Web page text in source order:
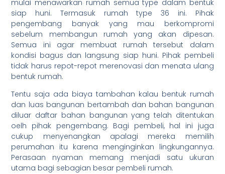
mulai menawarkan rumah semua type dalam bentuk
siap huni. Termasuk rumah type 36 ini. Pihak
pengembang banyak yang mau berkompromi
sebelum membangun rumah yang akan dipesan.
Semua ini agar membuat rumah tersebut dalam
kondisi bagus dan langsung siap huni. Pihak pembeli
tidak harus repot-repot merenovasi dan menata ulang
bentuk rumah.
Tentu saja ada biaya tambahan kalau bentuk rumah
dan luas bangunan bertambah dan bahan bangunan
diluar daftar bahan bangunan yang telah ditentukan
oelh pihak pengembang. Bagi pembeli, hal ini juga
cukup menyenangkan apalagi mereka memilih
perumahan itu karena menginginkan lingkungannya.
Perasaan nyaman memang menjadi satu ukuran
utama bagi sebagian besar pembeli rumah.